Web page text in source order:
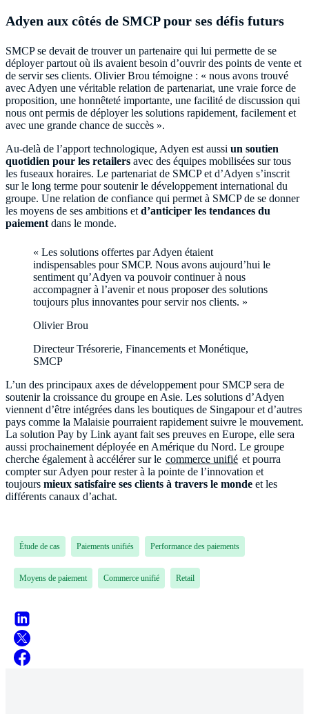
Adyen aux côtés de SMCP pour ses défis futurs
SMCP se devait de trouver un partenaire qui lui permette de se
déployer partout où ils avaient besoin d’ouvrir des points de vente et
de servir ses clients. Olivier Brou témoigne : « nous avons trouvé
avec Adyen une véritable relation de partenariat, une vraie force de
proposition, une honnêteté importante, une facilité de discussion qui
nous ont permis de déployer les solutions rapidement, facilement et
avec une grande chance de succès ».
Au-delà de l’apport technologique, Adyen est aussi un soutien
quotidien pour les retailers avec des équipes mobilisées sur tous
les fuseaux horaires. Le partenariat de SMCP et d’Adyen s’inscrit
sur le long terme pour soutenir le développement international du
groupe. Une relation de confiance qui permet à SMCP de se donner
les moyens de ses ambitions et d’anticiper les tendances du
paiement dans le monde.
« Les solutions offertes par Adyen étaient
indispensables pour SMCP. Nous avons aujourd’hui le
sentiment qu’Adyen va pouvoir continuer à nous
accompagner à l’avenir et nous proposer des solutions
toujours plus innovantes pour servir nos clients. »
Olivier Brou
Directeur Trésorerie, Financements et Monétique,
SMCP
L’un des principaux axes de développement pour SMCP sera de
soutenir la croissance du groupe en Asie. Les solutions d’Adyen
viennent d’être intégrées dans les boutiques de Singapour et d’autres
pays comme la Malaisie pourraient rapidement suivre le mouvement.
La solution Pay by Link ayant fait ses preuves en Europe, elle sera
aussi prochainement déployée en Amérique du Nord. Le groupe
cherche également à accélérer sur le commerce unifié et pourra
compter sur Adyen pour rester à la pointe de l’innovation et
toujours mieux satisfaire ses clients à travers le monde et les
différents canaux d’achat.
Étude de cas Paiements unifiés Performance des paiements
Moyens de paiement Commerce unifié Retail